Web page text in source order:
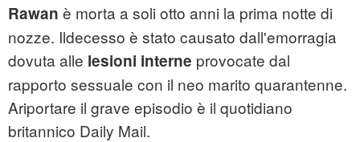
Rawan è morta a soli otto anni la prima notte di
nozze. Ildecesso è stato causato dall'emorragia
dovuta alle lesioni interne provocate dal
rapporto sessuale con il neo marito quarantenne.
Ariportare il grave episodio è il quotidiano
britannico Daily Mail.